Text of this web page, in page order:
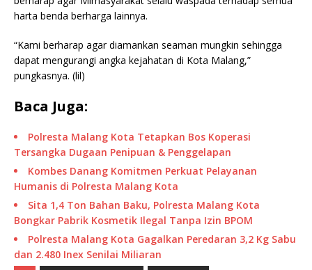
harta benda berharga lainnya.
“Kami berharap agar diamankan seaman mungkin sehingga
dapat mengurangi angka kejahatan di Kota Malang,”
pungkasnya. (lil)
Baca Juga:
Polresta Malang Kota Tetapkan Bos Koperasi
Tersangka Dugaan Penipuan & Penggelapan
Kombes Danang Komitmen Perkuat Pelayanan
Humanis di Polresta Malang Kota
Sita 1,4 Ton Bahan Baku, Polresta Malang Kota
Bongkar Pabrik Kosmetik Ilegal Tanpa Izin BPOM
Polresta Malang Kota Gagalkan Peredaran 3,2 Kg Sabu
dan 2.480 Inex Senilai Miliaran